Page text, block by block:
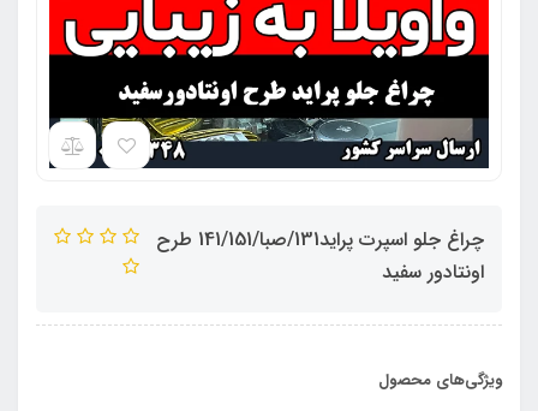
چراغ جلو اسپرت پراید131/صبا/141/151 طرح
اونتادور سفید
ویژگی‌های محصول